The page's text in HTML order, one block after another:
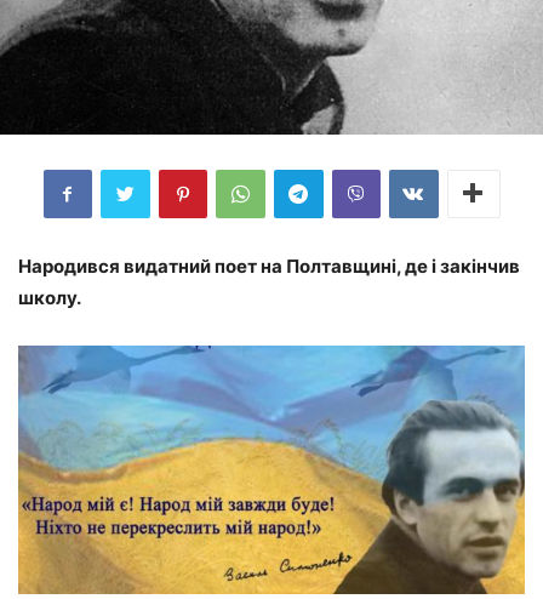
Народився видатний поет на Полтавщині, де і закінчив
школу.